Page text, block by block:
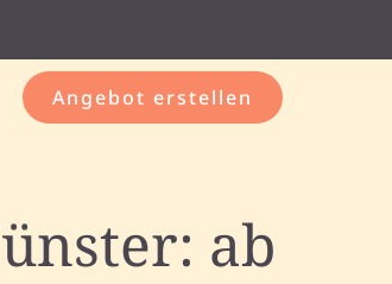
Angebot erstellen
ab